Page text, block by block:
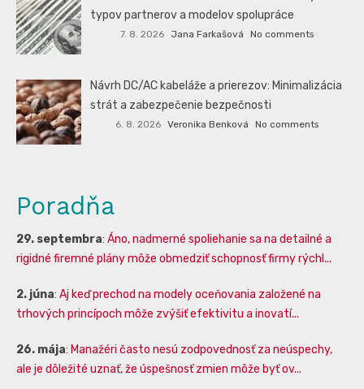
typov partnerov a modelov spolupráce
7. 8. 2026 Jana Farkašová No comments
Návrh DC/AC kabeláže a prierezov: Minimalizácia
strát a zabezpečenie bezpečnosti
6. 8. 2026 Veronika Benková No comments
Poradňa
29. septembra: Áno, nadmerné spoliehanie sa na detailné a
rigidné firemné plány môže obmedziť schopnosť firmy rýchl...
2. júna: Aj keď prechod na modely oceňovania založené na
trhových princípoch môže zvýšiť efektivitu a inovatí...
26. mája: Manažéri často nesú zodpovednosť za neúspechy,
ale je dôležité uznať, že úspešnosť zmien môže byť ov...